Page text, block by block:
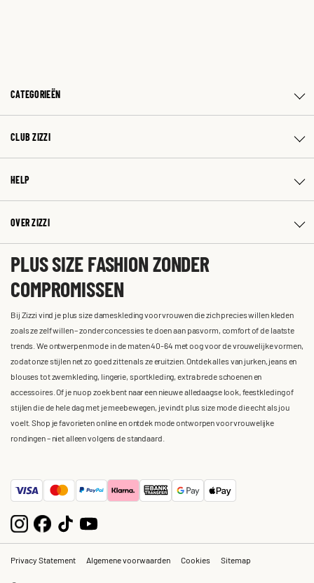
CATEGORIEËN
CLUB ZIZZI
HELP
OVER ZIZZI
PLUS SIZE FASHION ZONDER
COMPROMISSEN
Bij Zizzi vind je plus size dameskleding voor vrouwen die zich precies willen kleden
zoals ze zelf willen – zonder concessies te doen aan pasvorm, comfort of de laatste
trends. We ontwerpen mode in de maten 40-64 met oog voor de vrouwelijke vormen,
zodat onze stijlen net zo goed zitten als ze eruitzien. Ontdek alles van jurken, jeans en
blouses tot zwemkleding, lingerie, sportkleding, extra brede schoenen en
accessoires. Of je nu op zoek bent naar een nieuwe alledaagse look, feestkleding of
stijlen die de hele dag met je meebewegen, je vindt plus size mode die echt als jou
voelt. Shop je favorieten online en ontdek mode ontworpen voor vrouwelijke
rondingen – niet alleen volgens de standaard.
Privacy Statement Algemene voorwaarden Cookies Sitemap